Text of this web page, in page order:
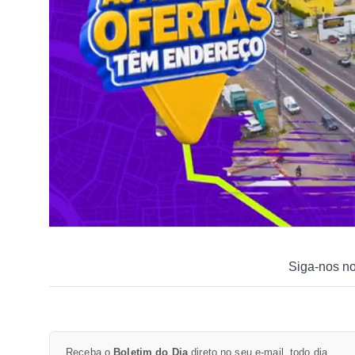
Siga-nos
Receba o Boletim do Dia direto no seu e-mail, todo dia.